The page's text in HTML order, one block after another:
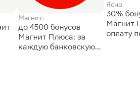
Магнит:
до 4500 бонусов
Магнит Плюса: за
каждую банковскую
Ясно
30%
Магнит
оплату